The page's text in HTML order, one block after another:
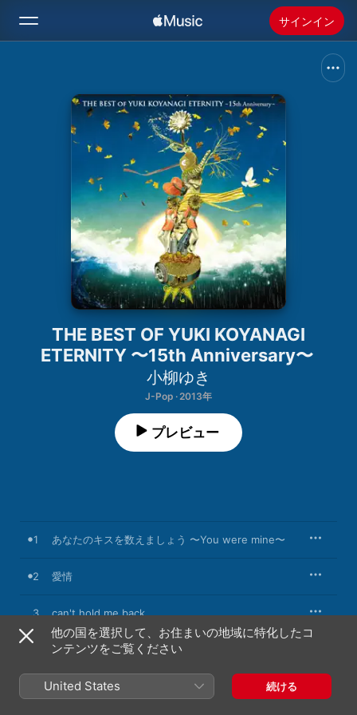
サインイン
ホーム
新着おすすめ
ラジオ
Apple Musicをインストール
THE BEST OF YUKI KOYANAGI
ETERNITY 〜15th Anniversary〜
小柳ゆき
J-Pop · 2013年
プレビュー
1 あなたのキスを数えましょう 〜You were mine〜
2 愛情
3 can't hold me back
be alive
DEEP DEEP
他の国を選択して、お住まいの地域に特化したコ
ンテンツをご覧ください
United States 続ける